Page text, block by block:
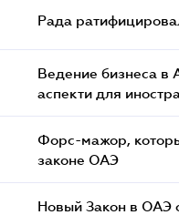
Рада
Ведение бизнеса в
аcпекти для
Форс-мажор,
законе ОАЭ
Новый Закон в ОАЭ